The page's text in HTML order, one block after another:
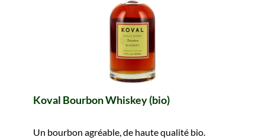
Koval Bourbon Whiskey (bio)
Un bourbon agréable, de haute qualité bio.